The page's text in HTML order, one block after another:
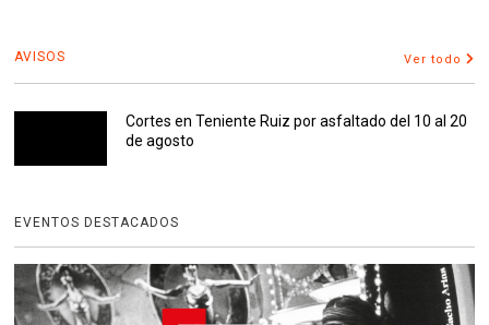
AVISOS Ver todo
Cortes en Teniente Ruiz por asfaltado del 10 al 20
de agosto
EVENTOS DESTACADOS